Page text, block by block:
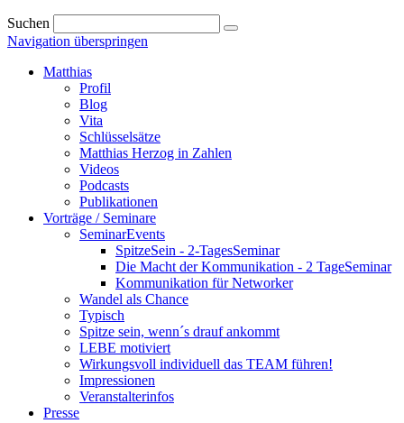
Suchen
Navigation überspringen
Matthias
Profil
Blog
Vita
Schlüsselsätze
Matthias Herzog in Zahlen
Videos
Podcasts
Publikationen
Vorträge / Seminare
SeminarEvents
SpitzeSein - 2-TagesSeminar
Die Macht der Kommunikation - 2 TageSeminar
Kommunikation für Networker
Wandel als Chance
Typisch
Spitze sein, wenn´s drauf ankommt
LEBE motiviert
Wirkungsvoll individuell das TEAM führen!
Impressionen
Veranstalterinfos
Presse